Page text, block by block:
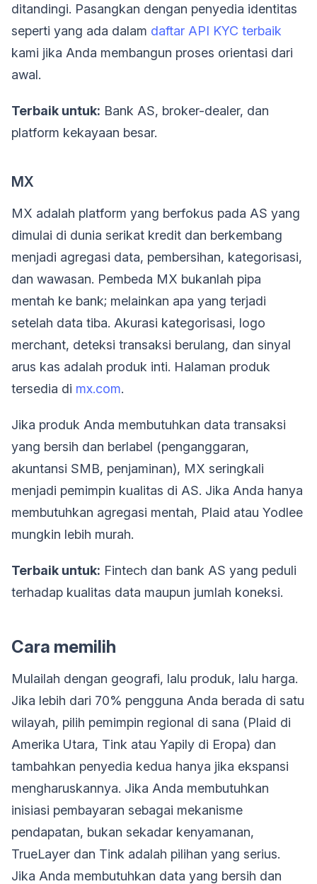
ditandingi. Pasangkan dengan penyedia identitas
seperti yang ada dalam daftar API KYC terbaik
kami jika Anda membangun proses orientasi dari
awal.
Terbaik untuk: Bank AS, broker-dealer, dan
platform kekayaan besar.
MX
MX adalah platform yang berfokus pada AS yang
dimulai di dunia serikat kredit dan berkembang
menjadi agregasi data, pembersihan, kategorisasi,
dan wawasan. Pembeda MX bukanlah pipa
mentah ke bank; melainkan apa yang terjadi
setelah data tiba. Akurasi kategorisasi, logo
merchant, deteksi transaksi berulang, dan sinyal
arus kas adalah produk inti. Halaman produk
tersedia di mx.com.
Jika produk Anda membutuhkan data transaksi
yang bersih dan berlabel (penganggaran,
akuntansi SMB, penjaminan), MX seringkali
menjadi pemimpin kualitas di AS. Jika Anda hanya
membutuhkan agregasi mentah, Plaid atau Yodlee
mungkin lebih murah.
Terbaik untuk: Fintech dan bank AS yang peduli
terhadap kualitas data maupun jumlah koneksi.
Cara memilih
Mulailah dengan geografi, lalu produk, lalu harga.
Jika lebih dari 70% pengguna Anda berada di satu
wilayah, pilih pemimpin regional di sana (Plaid di
Amerika Utara, Tink atau Yapily di Eropa) dan
tambahkan penyedia kedua hanya jika ekspansi
mengharuskannya. Jika Anda membutuhkan
inisiasi pembayaran sebagai mekanisme
pendapatan, bukan sekadar kenyamanan,
TrueLayer dan Tink adalah pilihan yang serius.
Jika Anda membutuhkan data yang bersih dan